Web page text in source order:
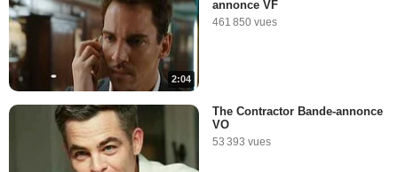
2:04
annonce VF
461 850 vues
The Contractor Bande-annonce
VO
53 393 vues